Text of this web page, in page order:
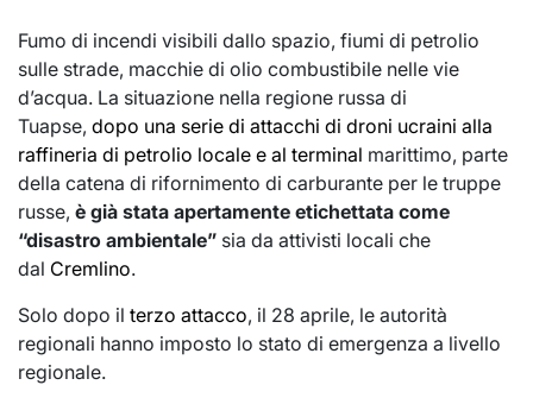
Fumo di incendi visibili dallo spazio, fiumi di petrolio
sulle strade, macchie di olio combustibile nelle vie
d’acqua. La situazione nella regione russa di
Tuapse, dopo una serie di attacchi di droni ucraini alla
raffineria di petrolio locale e al terminal marittimo, parte
della catena di rifornimento di carburante per le truppe
russe, è già stata apertamente etichettata come
“disastro ambientale” sia da attivisti locali che
dal Cremlino.
Solo dopo il terzo attacco, il 28 aprile, le autorità
regionali hanno imposto lo stato di emergenza a livello
regionale.